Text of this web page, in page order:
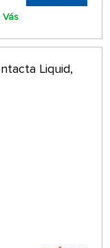
Liquid,